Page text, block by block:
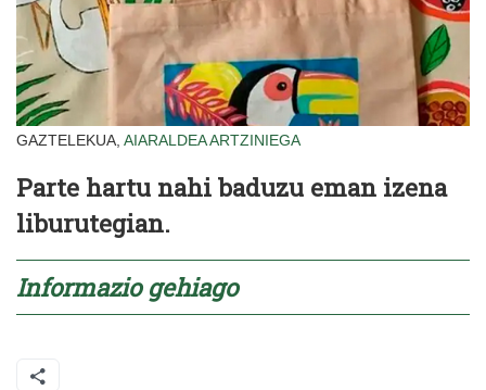
GAZTELEKUA, AIARALDEAARTZINIEGA
Parte hartu nahi baduzu eman izena
liburutegian.
Informazio gehiago